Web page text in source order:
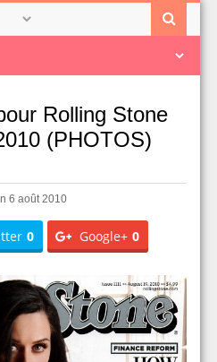
Rolling Stone
(PHOTOS)
6 août 2010
0 Google+ 0